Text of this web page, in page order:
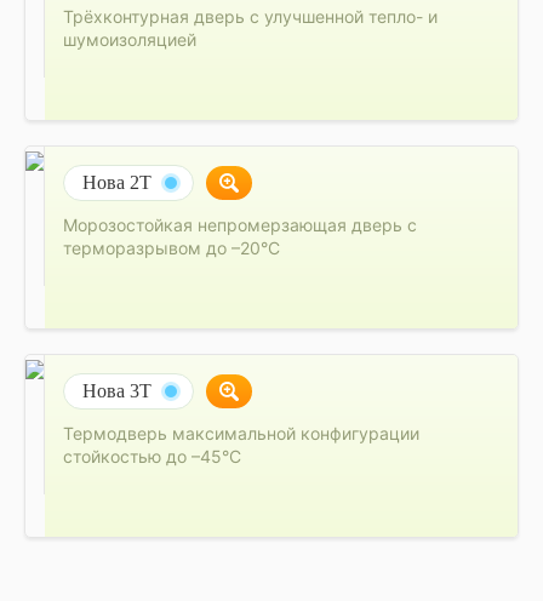
Трёхконтурная дверь с улучшенной тепло- и
шумоизоляцией
Нова 2Т
Морозостойкая непромерзающая дверь с
терморазрывом до –20°C
Нова 3Т
Термодверь максимальной конфигурации
стойкостью до –45°C